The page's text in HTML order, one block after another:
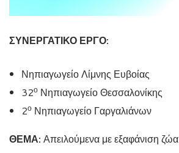
ΣΥΝΕΡΓΑΤΙΚΟ ΕΡΓΟ:
Νηπιαγωγείο Λίμνης Ευβοίας
32ο Νηπιαγωγείο Θεσσαλονίκης
2ο Νηπιαγωγείο Γαργαλιάνων
ΘΕΜΑ: Απειλούμενα με εξαφάνιση ζώα